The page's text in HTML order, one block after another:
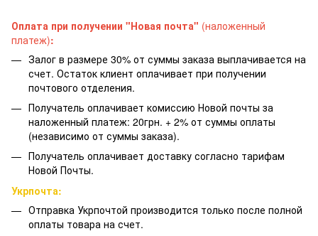
Оплата при получении "Новая почта" (наложенный
платеж):
Залог в размере 30% от суммы заказа выплачивается на
счет. Остаток клиент оплачивает при получении
почтового отделения.
Получатель оплачивает комиссию Новой почты за
наложенный платеж: 20грн. + 2% от суммы оплаты
(независимо от суммы заказа).
Получатель оплачивает доставку согласно тарифам
Новой Почты.
Укрпочта:
Отправка Укрпочтой производится только после полной
оплаты товара на счет.